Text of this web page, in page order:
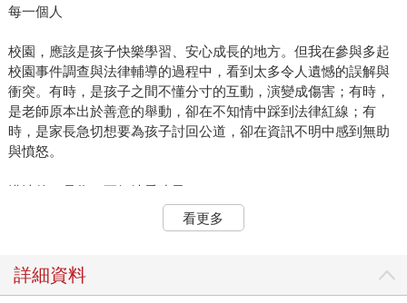
每一個人
校園，應該是孩子快樂學習、安心成長的地方。但我在參與多起
校園事件調查與法律輔導的過程中，看到太多令人遺憾的誤解與
衝突。有時，是孩子之間不懂分寸的互動，演變成傷害；有時，
是老師原本出於善意的舉動，卻在不知情中踩到法律紅線；有
時，是家長急切想要為孩子討回公道，卻在資訊不明中感到無助
與憤怒。
懂法律，是為了更好地愛孩子
我是律師，但我從不以審判者的姿態面對教育現場。我深信，絕
大多數的校園問題，不是惡意造成的傷害，而是資訊不對等、制
想為校園中的每一個靈魂―從風雨中守護孩子的老師、日夜牽掛
看更多
詳細資料